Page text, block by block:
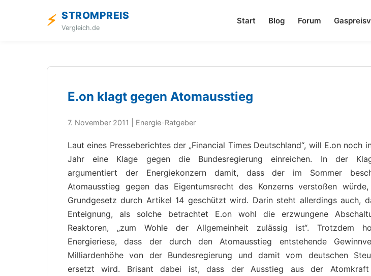
⚡ STROMPREIS
Vergleich.de
Start Blog Forum
E.on klagt gegen Atomausstieg
7. November 2011 | Energie-Ratgeber
Laut eines Presseberichtes der „Financial Times Deutschland“, will E.on noch
Jahr eine Klage gegen die Bundesregierung einreichen. In der
argumentiert der Energiekonzern damit, dass der im Sommer
Atomausstieg gegen das Eigentumsrecht des Konzerns verstoßen
Grundgesetz durch Artikel 14 geschützt wird. Darin steht allerdings auch,
Enteignung, als solche betrachtet E.on wohl die erzwungene
Reaktoren, „zum Wohle der Allgemeinheit zulässig ist“. Trotzdem
Energieriese, dass der durch den Atomausstieg entstehende
Milliardenhöhe von der Bundesregierung und damit vom deutschen
ersetzt wird. Brisant dabei ist, dass der Ausstieg aus der Atomkraft